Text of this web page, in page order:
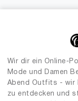
Wir dir ein Online-
Mode und Damen
Abend Outfits - wir
zu entdecken und